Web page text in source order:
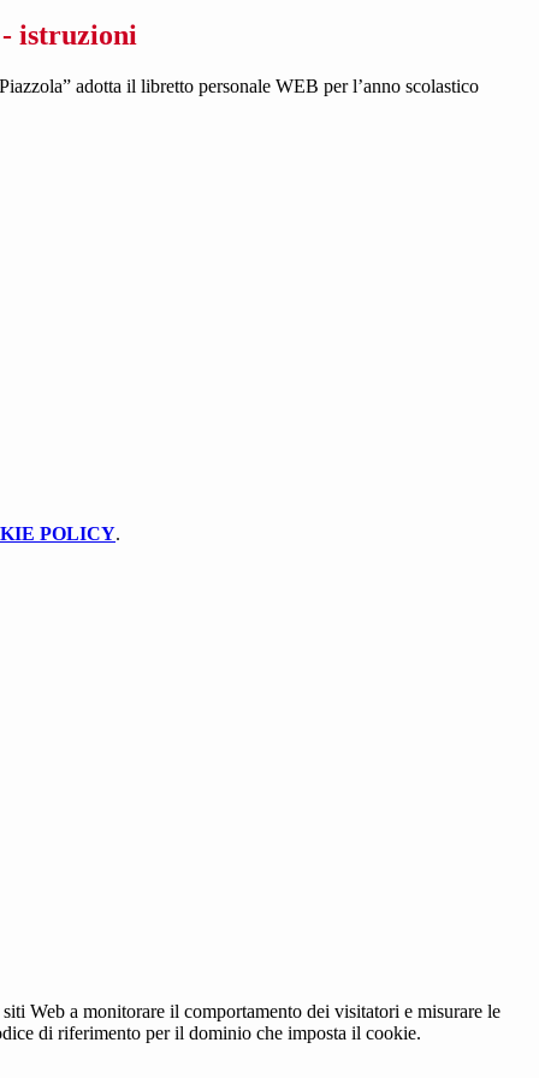
istruzioni
adotta il libretto personale WEB per l’anno scolastico
POLICY.
Web a monitorare il comportamento dei visitatori e misurare le
di riferimento per il dominio che imposta il cookie.